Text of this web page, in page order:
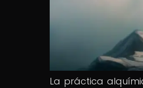
La práctica